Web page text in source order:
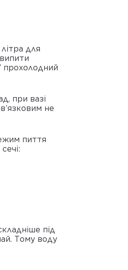
для
прохолодний
при вазі
не
пиття
під
Тому воду